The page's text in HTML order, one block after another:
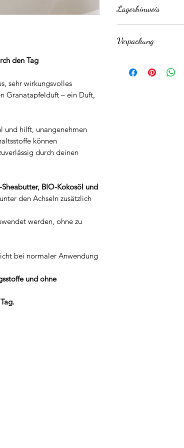
den Tag
sehr wirkungsvolles
Granatapfelduft – ein Duft,
und hilft, unangenehmen
können
durch deinen
Sheabutter, BIO-Kokosöl und
den Achseln zusätzlich
werden, ohne zu
bei normaler Anwendung
und ohne
BIO Sheabutter,
den Achseln
Lagerhinweis
Sollte das Deo
lassen.
Verpackung